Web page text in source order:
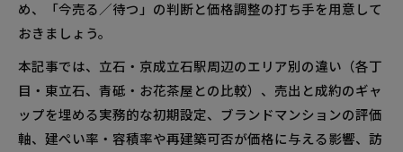
一戸建て・土地の査定で重視したい面積や接
道、建物コンディション
立石の不動産売却を成功に導く3つの戦略と実践ス
テップ
高く売るための販売計画と広告運用の秘訣
早期成約をかなえる買取活用と価格受容幅の決
め、「今売る／待つ」の判断と価格調整の打ち手を用意して
おきましょう。
本記事では、立石・京成立石駅周辺のエリア別の違い（各丁
目・東立石、青砥・お花茶屋との比較）、売出と成約のギャ
ップを埋める実務的な初期設定、ブランドマンションの評価
軸、建ぺい率・容積率や再建築可否が価格に与える影響、訪